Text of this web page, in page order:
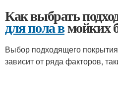
Как выбрать
для пола вмойких
Выбор подходящего покрытия
зависит от ряда факторов,